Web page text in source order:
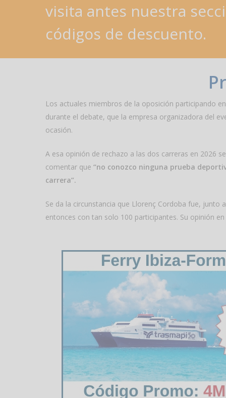
visita antes nuestra
códigos de descuento.
Los actuales miembros de la oposición participando
durante el debate, que la empresa organizadora del
ocasión.
A esa opinión de rechazo a las dos carreras en 2026
comentar que“no conozco ninguna prueba
carrera”.
Se da la circunstancia que Llorenç Cordoba fue, junto
entonces con tan solo 100 participantes. Su opinión